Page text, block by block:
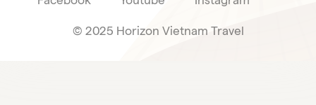
© 2025 Horizon Vietnam Travel